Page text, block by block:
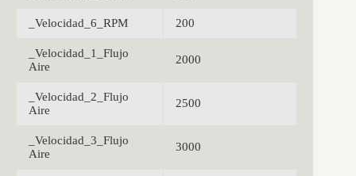
_Velocidad_6_RPM 200
_Velocidad_1_Flujo
Aire
2000
_Velocidad_2_Flujo
Aire
2500
_Velocidad_3_Flujo
Aire
3000